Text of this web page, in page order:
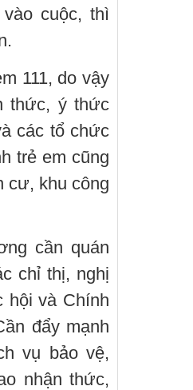
cuộc, thì
111, do vậy
thức, ý thức
các tổ chức
trẻ em cũng
cư, khu công
cần quán
chỉ thị, nghị
hội và Chính
đẩy mạnh
vụ bảo vệ,
nhận thức,